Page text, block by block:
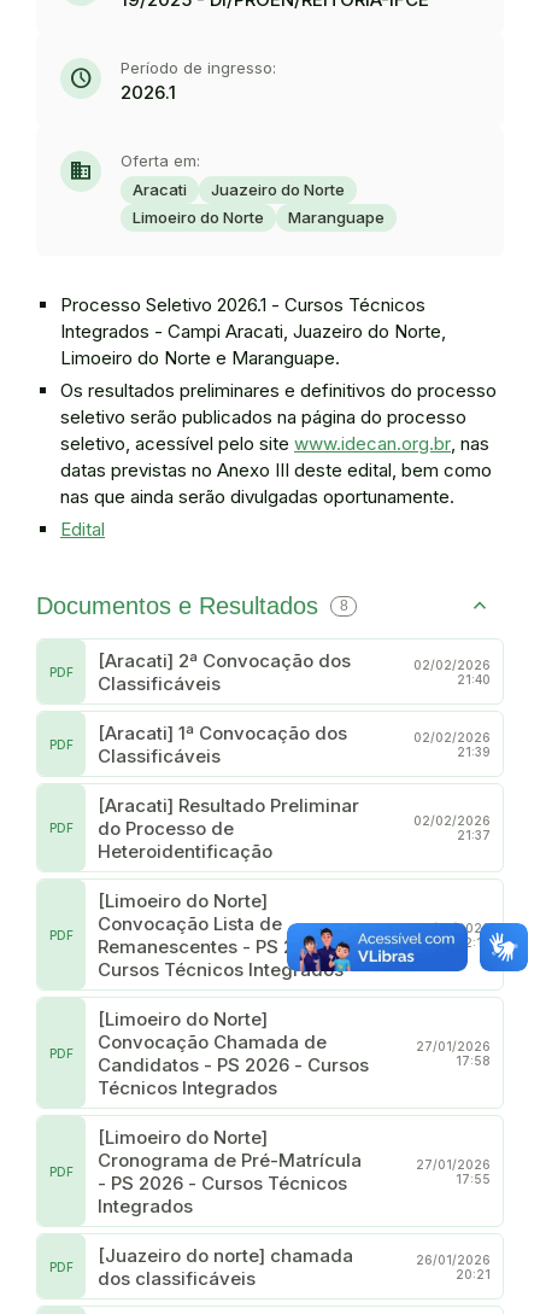
schedule Período de ingresso:
2026.1
domain
Oferta em:
Aracati
Juazeiro do Norte
Limoeiro do Norte
Maranguape
Processo Seletivo 2026.1 - Cursos Técnicos
Integrados - Campi Aracati, Juazeiro do Norte,
Limoeiro do Norte e Maranguape.
Os resultados preliminares e definitivos do processo
seletivo serão publicados na página do processo
seletivo, acessível pelo site www.idecan.org.br, nas
datas previstas no Anexo III deste edital, bem como
nas que ainda serão divulgadas oportunamente.
Edital
Documentos e Resultados 8
[Aracati] 2ª Convocação dos
Classificáveis
PDF
02/02/2026
21:40
[Aracati] 1ª Convocação dos
Classificáveis
PDF
02/02/2026
21:39
[Aracati] Resultado Preliminar
do Processo de
Heteroidentificação
PDF
02/02/2026
21:37
[Limoeiro do Norte]
Convocação Lista de
Remanescentes - PS 2026 -
Cursos Técnicos Integrados
PDF
30/01/2026
12:16
[Limoeiro do Norte]
Convocação Chamada de
Candidatos - PS 2026 - Cursos
Técnicos Integrados
PDF
27/01/2026
17:58
[Limoeiro do Norte]
Cronograma de Pré-Matrícula
- PS 2026 - Cursos Técnicos
Integrados
PDF
27/01/2026
17:55
[Juazeiro do norte] chamada
dos classificáveis
PDF
26/01/2026
20:21